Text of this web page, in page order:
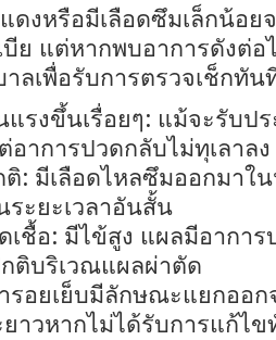
ดงหรือมีเลือดซึมเล็กน้อย
บีย แต่หากพบอาการดังต่
ลเพื่อรับการตรวจเช็กทัน
แรงขึ้นเรื่อยๆ: แม้จะรับป
าการปวดกลับไม่ทุเลาลง
ติ: มีเลือดไหลซึมออกมาใ
ะยะเวลาอันสั้น
ชื้อ: มีไข้สูง แผลมีอาการ
ติบริเวณแผลผ่าตัด
รอยเย็บมีลักษณะแยกออ
าวหากไม่ได้รับการแก้ไข